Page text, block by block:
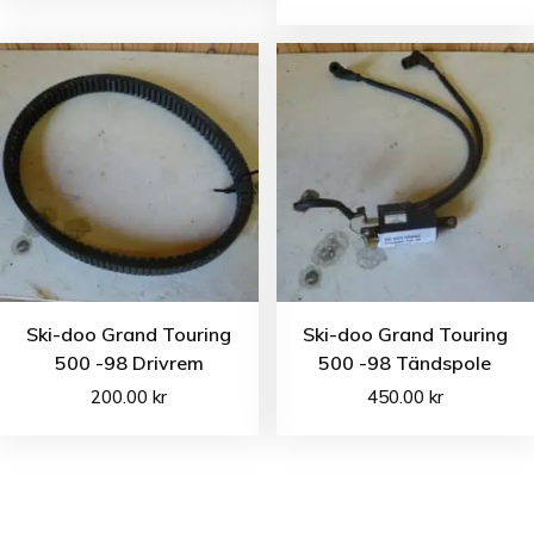
Ski-doo Grand Touring
500 -98 Drivrem
200.00kr
Ski-doo Grand Touring
500 -98 Tändspole
450.00 kr